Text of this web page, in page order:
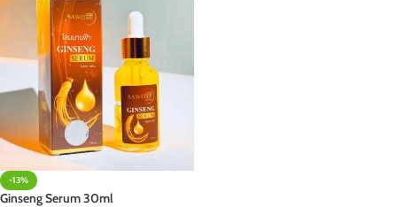
-13%
Ginseng Serum 30ml